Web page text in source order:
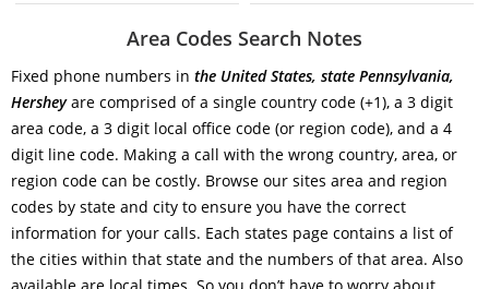
Area Codes Search Notes
Fixed phone numbers in the United States, state Pennsylvania,
Hersheyare comprised of a single country code (+1), a 3 digit
area code, a 3 digit local office code (or region code), and a 4
digit line code. Making a call with the wrong country, area, or
region code can be costly. Browse our sites area and region
codes by state and city to ensure you have the correct
information for your calls. Each states page contains a list of
the cities within that state and the numbers of that area. Also